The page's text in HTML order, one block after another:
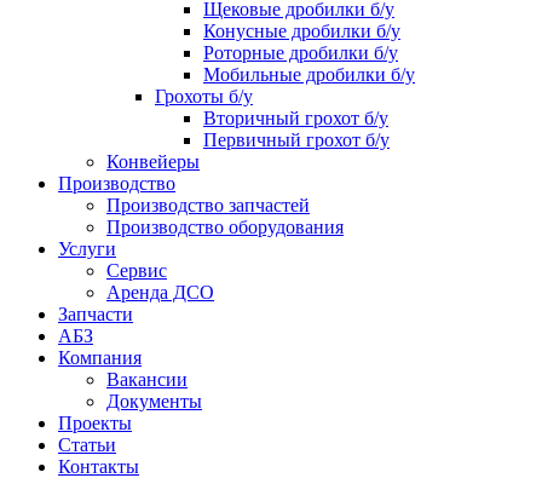
Щековые дробилки б/у
Конусные дробилки б/у
Роторные дробилки б/у
Мобильные дробилки б/у
Грохоты б/у
Вторичный грохот б/у
Первичный грохот б/у
Конвейеры
Производство
Производство запчастей
Производство оборудования
Услуги
Сервис
Аренда ДСО
Запчасти
АБЗ
Компания
Вакансии
Документы
Проекты
Статьи
Контакты